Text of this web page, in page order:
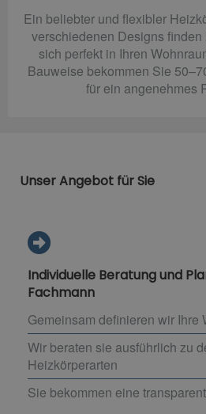
Ein beliebter und flexibler
verschiedenen Designs
sich perfekt in Ihren
Bauweise bekommen Sie
für ein angenehmes
Unser Angebot für Sie
Individuelle Beratung und
Fachmann
Gemeinsam definieren wir Ihre
Wir beraten sie ausführlich zu
Heizkörperarten
Sie bekommen eine